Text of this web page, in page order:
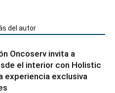
del autor
Oncoserv invita a
el interior con Holistic
experiencia exclusiva